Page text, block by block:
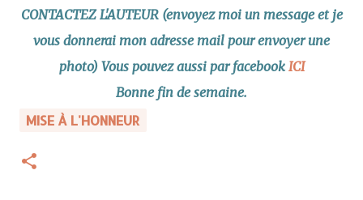
CONTACTEZ L'AUTEUR (envoyez moi un message et je
vous donnerai mon adresse mail pour envoyer une
photo) Vous pouvez aussi par facebook ICI
Bonne fin de semaine.
MISE À L'HONNEUR